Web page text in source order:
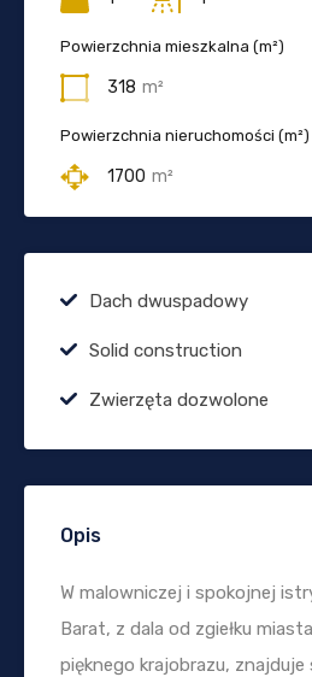
Powierzchnia mieszkalna (m²)
318 m²
Powierzchnia nieruchomości (m²)
1700 m²
Dach dwuspadowy
Solid construction
Zwierzęta dozwolone
Opis
W malowniczej i spokojnej
Barat, z dala od zgiełku
pięknego krajobrazu,